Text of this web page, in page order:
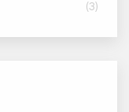
(3)